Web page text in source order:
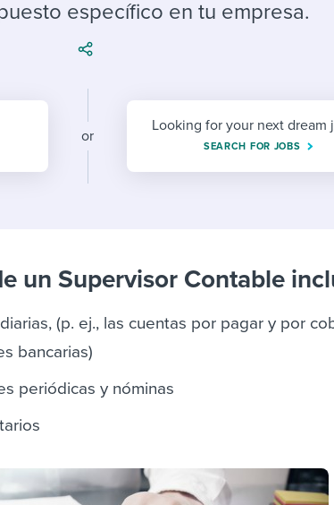
Workable customer stories
Workable customer stories
específico en tu empresa.
or
Looking for your next dream
SEARCH FOR JOBS
un Supervisor Contable
(p. ej., las cuentas por pagar y por
bancarias)
periódicas y nóminas